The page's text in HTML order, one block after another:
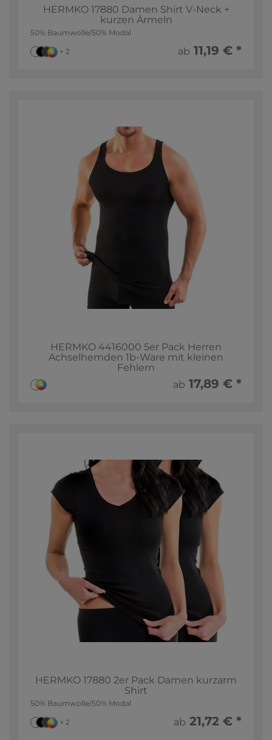
HERMKO 17880 Damen Shirt V-Neck +
kurzen Ärmeln
50% Baumwolle/50% Modal
+ 2 ab 11,19 € *
HERMKO 4416000 5er Pack Herren
Achselhemden 1b-Ware mit kleinen
Fehlern
ab 17,89 € *
HERMKO 17880 2er Pack Damen kurzarm
Shirt
50% Baumwolle/50% Modal
+ 2 ab 21,72 € *